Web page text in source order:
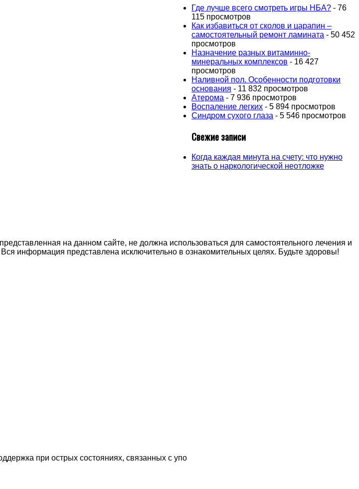
Где лучше всего смотреть игры НБА? - 76
115 просмотров
Как избавиться от сколов и царапин –
самостоятельный ремонт ламината - 50 452
просмотров
Назначение разных витаминно-
минеральных комплексов - 16 427
просмотров
Наливной пол. Особенности подготовки
основания - 11 832 просмотров
Атерома - 7 936 просмотров
Воспаление легких - 5 894 просмотров
Синдром сухого глаза - 5 546 просмотров
Свежие записи
Когда каждая минута на счету: что нужно
знать о наркологической неотложке
на данном сайте, не должна использоваться для самостоятельного лечения и
информация представлена исключительно в ознакомительных целях. Будьте здоровы!
при острых состояниях, связанных с упо